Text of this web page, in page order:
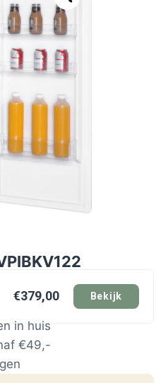
€379,00 Bekijk
in huis
€49,-